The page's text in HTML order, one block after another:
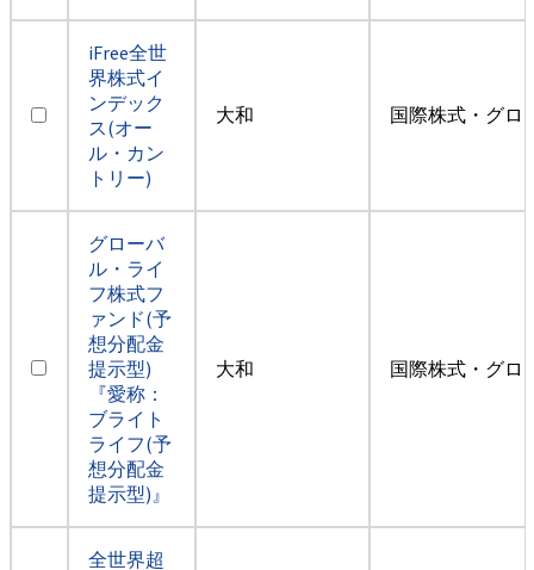
iFree全世
界株式イ
ンデック
ス(オー
ル・カン
トリー)
大和 国際株式・グロ
グローバ
ル・ライ
フ株式フ
ァンド(予
想分配金
提示型)
『愛称：
ブライト
ライフ(予
想分配金
提示型)』
大和 国際株式・グロ
全世界超